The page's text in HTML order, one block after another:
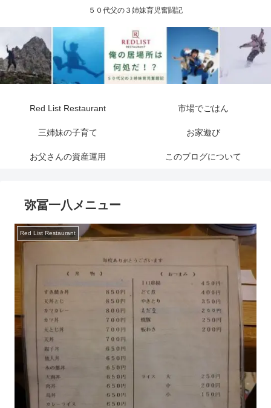
５０代父の３姉妹育児奮闘記
Red List Restaurant 市場でごはん
三姉妹の子育て お家遊び
お父さんの資産運用 このブログについて
弥冨一八メニュー
Red List Restaurant